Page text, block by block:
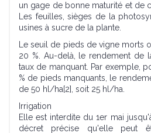
un gage de bonne maturité et de
Les feuilles, sièges de la
usines à sucre de la plante.
Le seuil de pieds de vigne morts
20 %. Au-delà, le rendement de
taux de manquant. Par exemple,
% de pieds manquants, le
de 50 hl/ha[2], soit 25 hl/ha.
Irrigation
Elle est interdite du 1er mai
décret précise qu'elle peut